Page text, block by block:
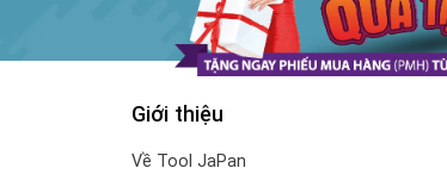
Giới thiệu
Về Tool JaPan